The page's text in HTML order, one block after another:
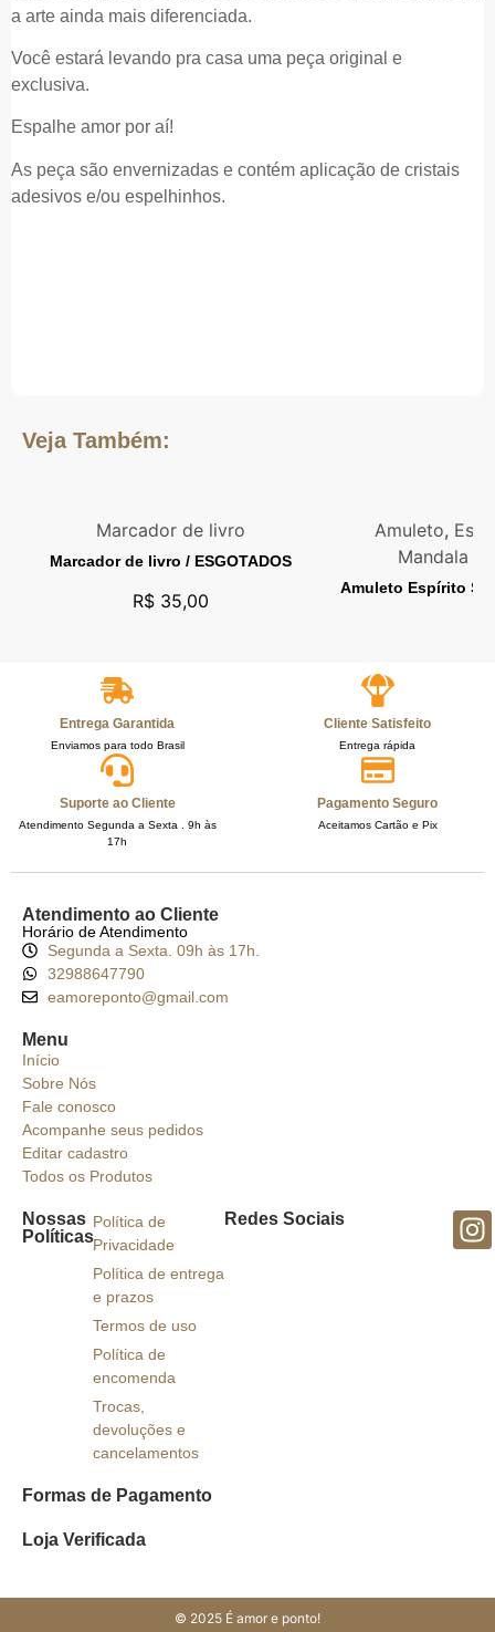
a arte ainda mais diferenciada.
Você estará levando pra casa uma peça original e
exclusiva.
Espalhe amor por aí!
As peça são envernizadas e contém aplicação de cristais
adesivos e/ou espelhinhos.
Veja Também:
Marcador de livro
Marcador de livro / ESGOTADOS
R$35,00
Amuleto,
Mandala
Amuleto Espírito
Entrega Garantida
Enviamos para todo Brasil
Cliente Satisfeito
Entrega rápida
Suporte ao Cliente
Atendimento Segunda a Sexta . 9h às
17h
Pagamento Seguro
Aceitamos Cartão e Pix
Atendimento ao Cliente
Horário de Atendimento
Segunda a Sexta. 09h às 17h.
32988647790
eamoreponto@gmail.com
Menu
Início
Sobre Nós
Fale conosco
Acompanhe seus pedidos
Editar cadastro
Todos os Produtos
Nossas
Políticas
Política de
Privacidade
Política de entrega
e prazos
Termos de uso
Política de
encomenda
Trocas,
devoluções e
cancelamentos
Redes Sociais
Formas de Pagamento
Loja Verificada
© 2025 É amor e ponto!